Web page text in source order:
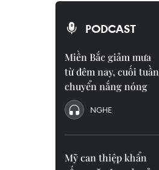
PODCAST
Miền Bắc giảm mưa
từ đêm nay, cuối tuần
chuyển nắng nóng
NGHE
Mỹ can thiệp khẩn